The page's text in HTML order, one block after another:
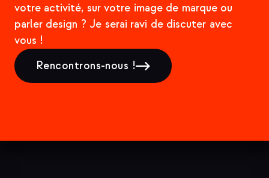
votre activité, sur votre image de marque ou
parler design ? Je serai ravi de discuter avec
vous !
Rencontrons-nous !